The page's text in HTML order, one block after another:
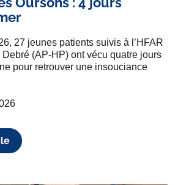
27 jeunes patients suivis à l’HFAR
(AP-HP) ont vécu quatre jours
pour retrouver une insouciance